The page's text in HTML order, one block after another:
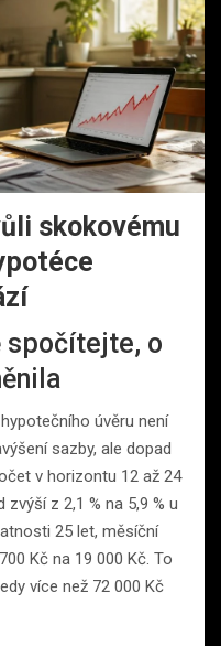
skokovému
spočítejte, o
úvěru není
sazby, ale dopad
v horizontu 12 až 24
z 2,1 % na 5,9 % u
25 let, měsíční
Kč na 19 000 Kč. To
více než 72 000 Kč